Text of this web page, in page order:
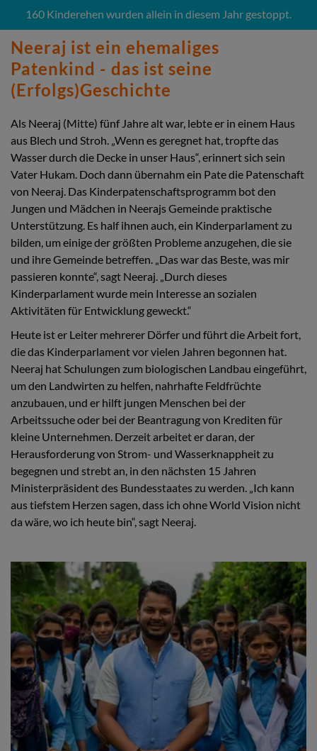
160 Kinderehen wurden allein in diesem Jahr gestoppt.
Neeraj ist ein ehemaliges
Patenkind - das ist seine
(Erfolgs)Geschichte
Als Neeraj (Mitte) fünf Jahre alt war, lebte er in einem Haus
aus Blech und Stroh. „Wenn es geregnet hat, tropfte das
Wasser durch die Decke in unser Haus“, erinnert sich sein
Vater Hukam. Doch dann übernahm ein Pate die Patenschaft
von Neeraj. Das Kinderpatenschaftsprogramm bot den
Jungen und Mädchen in Neerajs Gemeinde praktische
Unterstützung. Es half ihnen auch, ein Kinderparlament zu
bilden, um einige der größten Probleme anzugehen, die sie
und ihre Gemeinde betreffen. „Das war das Beste, was mir
passieren konnte“, sagt Neeraj. „Durch dieses
Kinderparlament wurde mein Interesse an sozialen
Aktivitäten für Entwicklung geweckt.“
Heute ist er Leiter mehrerer Dörfer und führt die Arbeit fort,
die das Kinderparlament vor vielen Jahren begonnen hat.
Neeraj hat Schulungen zum biologischen Landbau eingeführt,
um den Landwirten zu helfen, nahrhafte Feldfrüchte
anzubauen, und er hilft jungen Menschen bei der
Arbeitssuche oder bei der Beantragung von Krediten für
kleine Unternehmen. Derzeit arbeitet er daran, der
Herausforderung von Strom- und Wasserknappheit zu
begegnen und strebt an, in den nächsten 15 Jahren
Ministerpräsident des Bundesstaates zu werden. „Ich kann
aus tiefstem Herzen sagen, dass ich ohne World Vision nicht
da wäre, wo ich heute bin“, sagt Neeraj.